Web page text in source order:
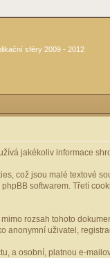
sféry 2009 - 2012
jakékoliv informace
což jsou malé textové
softwarem. Třetí
rozsah tohoto
uživatel,
osobní, platnou e-